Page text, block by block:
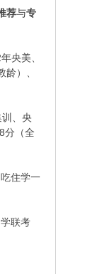
荐与专
央美、
）、
、央
分（全
住学一
联考